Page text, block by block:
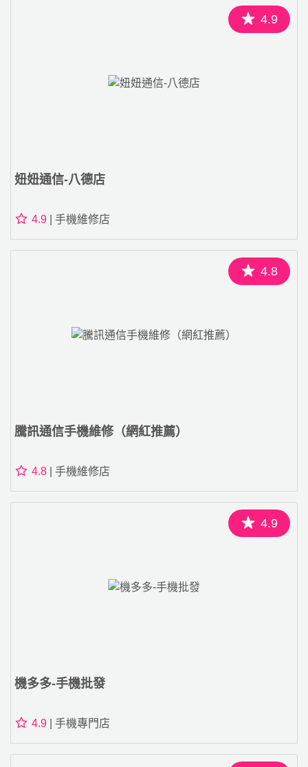
4.9
妞妞通信-八德店
4.9 | 手機維修店
4.8
騰訊通信手機維修（網紅推薦）
4.8 | 手機維修店
4.9
機多多-手機批發
4.9 | 手機專門店